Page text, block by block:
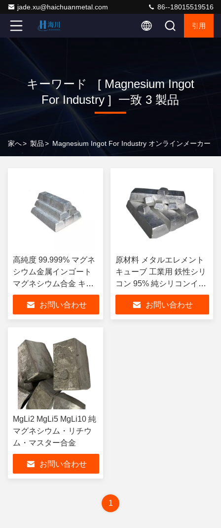
jade.xu@haichuanmetal.com 86--18015519516
引用
キーワード [ Magnesium Ingot
For Industry ] 一致 3 製品
家へ> 製品> Magnesium Ingot For Industry オンラインメーカー
高純度 99.999% マグネ
シウム金属インゴート
マグネシウム合金 キュ
ーブ工業用
お問い合わせ
原材料 メタルエレメント
キューブ 工業用 鉄性シリ
コン 95% 純シリコンイン
ゴット
お問い合わせ
MgLi2 MgLi5 MgLi10 純
マグネシウム・リチウ
ム・マスター合金
お問い合わせ
1